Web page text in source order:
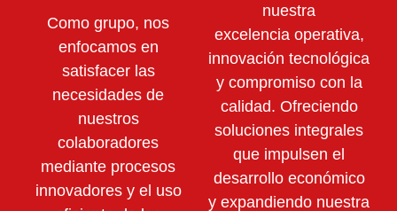
Como grupo, nos
enfocamos en
satisfacer las
necesidades de
nuestros
colaboradores
mediante procesos
innovadores y el uso
nuestra
excelencia operativa,
innovación tecnológica
y compromiso con la
calidad. Ofreciendo
soluciones integrales
que impulsen el
desarrollo económico
y expandiendo nuestra